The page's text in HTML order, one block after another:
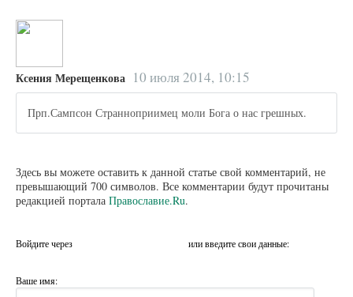
Ксения Мерещенкова 10 июля 2014, 10:15
Прп.Сампсон Странноприимец моли Бога о нас грешных.
Здесь вы можете оставить к данной статье свой комментарий, не
превышающий 700 символов. Все комментарии будут прочитаны
редакцией портала Православие.Ru.
Войдите через или введите свои данные:
Ваше имя: